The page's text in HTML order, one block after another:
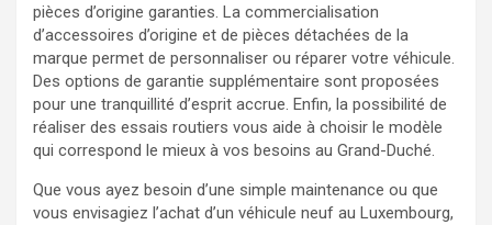
pièces d’origine garanties. La commercialisation
d’accessoires d’origine et de pièces détachées de la
marque permet de personnaliser ou réparer votre véhicule.
Des options de garantie supplémentaire sont proposées
pour une tranquillité d’esprit accrue. Enfin, la possibilité de
réaliser des essais routiers vous aide à choisir le modèle
qui correspond le mieux à vos besoins au Grand-Duché.
Que vous ayez besoin d’une simple maintenance ou que
vous envisagiez l’achat d’un véhicule neuf au Luxembourg,